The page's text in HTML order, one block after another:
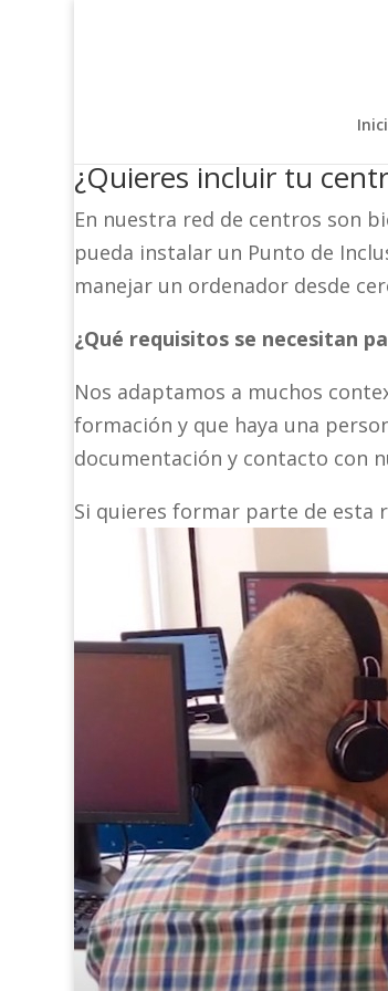
¿Quieres incluir tu
En nuestra red de centros son
pueda instalar un Punto de
manejar un ordenador desde
¿Qué requisitos se necesitan
Nos adaptamos a muchos
formación y que haya una
documentación y contacto con
Si quieres formar parte de esta